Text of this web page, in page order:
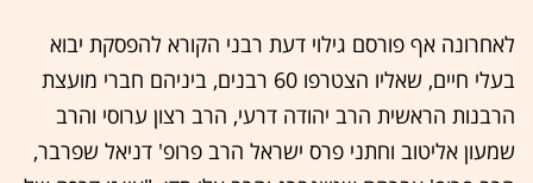
לאחרונה אף פורסם גילוי דעת רבני הקורא להפסקת יבוא
בעלי חיים, שאליו הצטרפו 60 רבנים, ביניהם חברי מועצת
הרבנות הראשית הרב יהודה דרעי, הרב רצון ערוסי והרב
שמעון אליטוב וחתני פרס ישראל הרב פרופ' דניאל שפרבר,